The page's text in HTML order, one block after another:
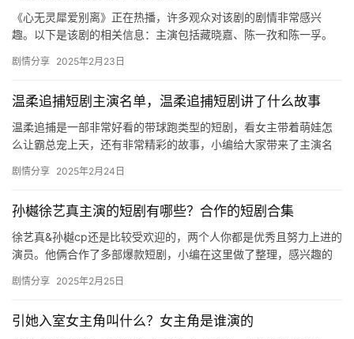
《心无灵犀爱别离》正在热播，许多观众对该剧的剧情非常感兴
趣。以下是该剧的相关信息：主演包括藏晓嘉、陈一孜和陈一孚。
场。…
剧情分享 2025年2月23日
温柔追捕短剧主演名单，温柔追捕短剧讲了什么故事
温柔追捕是一部非常好看的带球跑类型的短剧，看女主带着萌娃怎
么让霸总宠上天，还有非常精彩的故事，小编给大家带来了主演名
和…
剧情分享 2025年2月24日
孙樾徐艺真主演的短剧有哪些？合作的短剧合集
徐艺真&孙樾cp还是比较受欢迎的，两个人你都是优秀且努力上进的
演员。他俩合作了多部爆款短剧，小编在这里做了整理，感兴趣的
剧情分享 2025年2月25日
引她入室女主角叫什么？女主角是谁演的